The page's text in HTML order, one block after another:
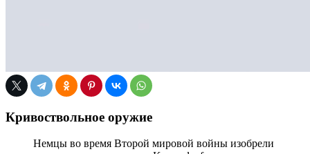
Кривоствольное оружие
Немцы во время Второй мировой войны изобрели